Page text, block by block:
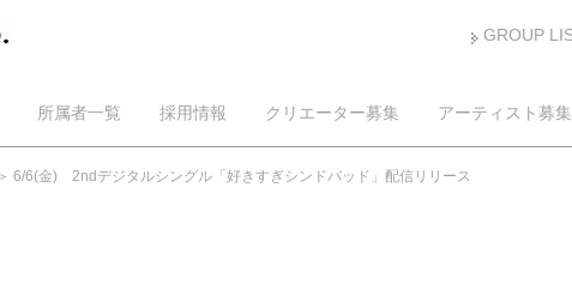
GROUP
所属者一覧 採用情報 クリエーター募集
アーティスト募集
6/6(金) 2ndデジタルシングル「好きすぎシンドバッド」配信リリース